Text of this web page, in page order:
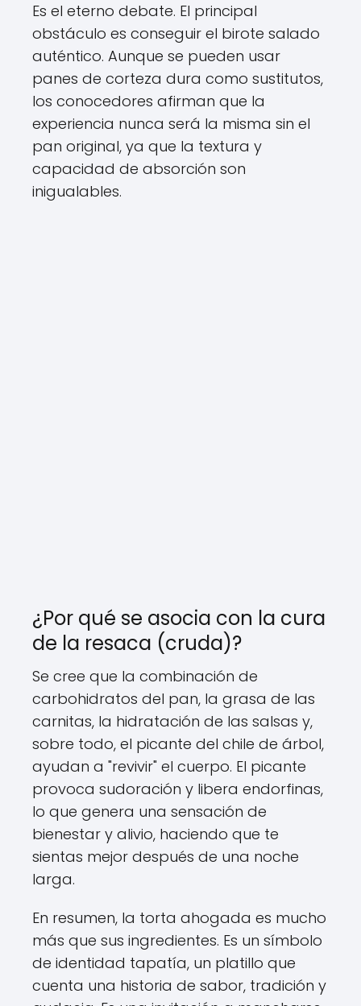
Es el eterno debate. El principal
obstáculo es conseguir el birote salado
auténtico. Aunque se pueden usar
panes de corteza dura como sustitutos,
los conocedores afirman que la
experiencia nunca será la misma sin el
pan original, ya que la textura y
capacidad de absorción son
inigualables.
¿Por qué se asocia con la cura
de la resaca (cruda)?
Se cree que la combinación de
carbohidratos del pan, la grasa de las
carnitas, la hidratación de las salsas y,
sobre todo, el picante del chile de árbol,
ayudan a "revivir" el cuerpo. El picante
provoca sudoración y libera endorfinas,
lo que genera una sensación de
bienestar y alivio, haciendo que te
sientas mejor después de una noche
larga.
En resumen, la torta ahogada es mucho
más que sus ingredientes. Es un símbolo
de identidad tapatía, un platillo que
cuenta una historia de sabor, tradición y